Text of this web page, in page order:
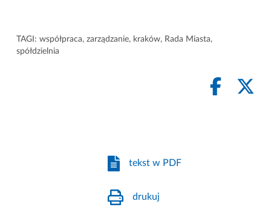
TAGI: współpraca, zarządzanie, kraków, Rada Miasta,
spółdzielnia
tekst w PDF
drukuj